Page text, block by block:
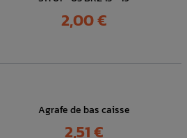
Prix
2,00 €
Agrafe de bas caisse
Prix
2,51 €